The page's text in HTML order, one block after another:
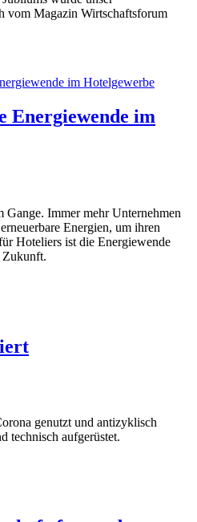
vom Magazin Wirtschaftsforum
Energiewende im
Immer mehr Unternehmen
Energien, um ihren
Hoteliers ist die Energiewende
Zukunft.
genutzt und antizyklisch
technisch aufgerüstet.